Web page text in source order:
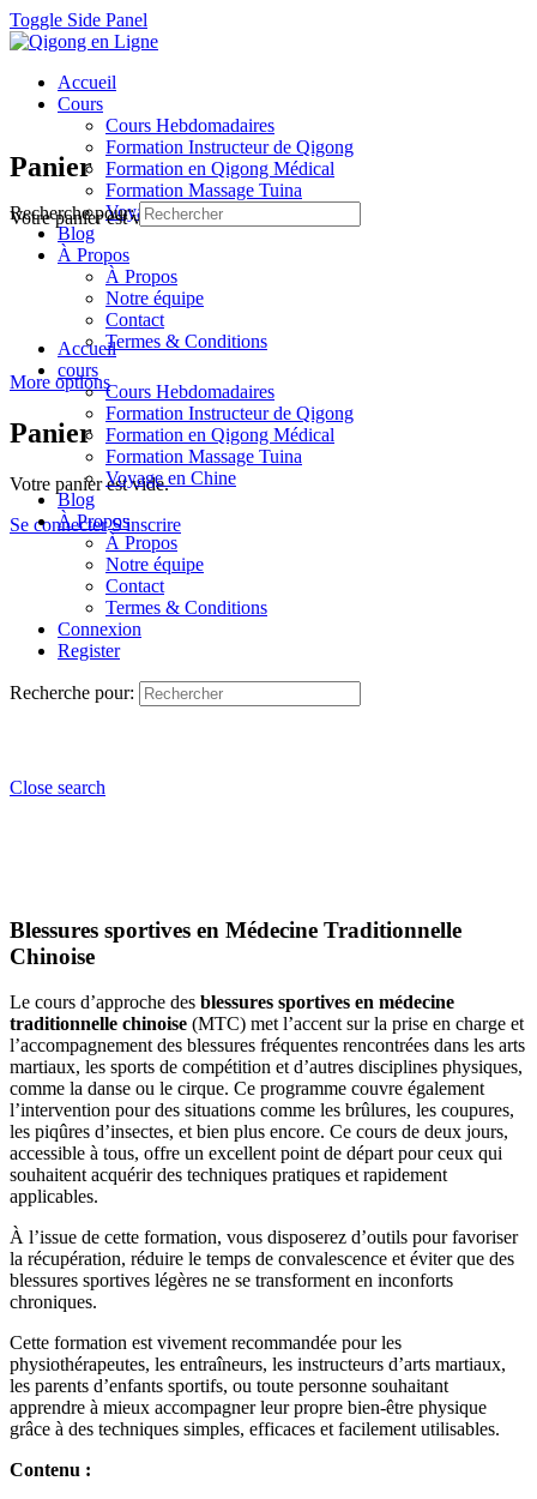
Toggle Side Panel
Accueil
Cours
Cours Hebdomadaires
Formation Instructeur de Qigong
Formation en Qigong Médical
Formation Massage Tuina
Voyage en Chine
Blog
À Propos
À Propos
Notre équipe
Contact
Termes & Conditions
More options
Panier
Votre panier est vide.
Se connecter S'inscrire
Panier
Votre panier est vide.
Recherche pour:
Accueil
cours
Cours Hebdomadaires
Formation Instructeur de Qigong
Formation en Qigong Médical
Formation Massage Tuina
Voyage en Chine
Blog
À Propos
À Propos
Notre équipe
Contact
Termes & Conditions
Connexion
Register
Recherche pour:
Close search
Blessures sportives en Médecine Traditionnelle
Chinoise
Le cours d’approche des blessures sportives en médecine
traditionnelle chinoise (MTC) met l’accent sur la prise en charge et
l’accompagnement des blessures fréquentes rencontrées dans les arts
martiaux, les sports de compétition et d’autres disciplines physiques,
comme la danse ou le cirque. Ce programme couvre également
l’intervention pour des situations comme les brûlures, les coupures,
les piqûres d’insectes, et bien plus encore. Ce cours de deux jours,
accessible à tous, offre un excellent point de départ pour ceux qui
souhaitent acquérir des techniques pratiques et rapidement
applicables.
À l’issue de cette formation, vous disposerez d’outils pour favoriser
la récupération, réduire le temps de convalescence et éviter que des
blessures sportives légères ne se transforment en inconforts
chroniques.
Cette formation est vivement recommandée pour les
physiothérapeutes, les entraîneurs, les instructeurs d’arts martiaux,
les parents d’enfants sportifs, ou toute personne souhaitant
apprendre à mieux accompagner leur propre bien-être physique
grâce à des techniques simples, efficaces et facilement utilisables.
Contenu :